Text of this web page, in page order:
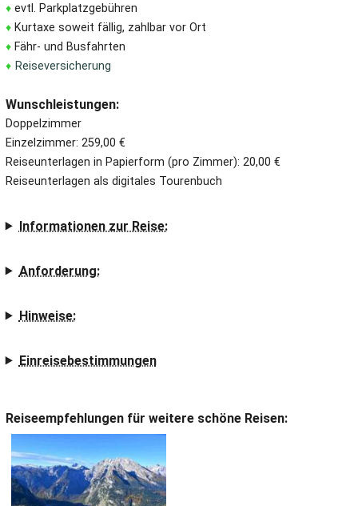
♦evtl. Parkplatzgebühren
♦Kurtaxe soweit fällig, zahlbar vor Ort
♦Fähr- und Busfahrten
♦ Reiseversicherung
Wunschleistungen:
Doppelzimmer
Einzelzimmer: 259,00 €
Reiseunterlagen in Papierform (pro Zimmer): 20,00 €
Reiseunterlagen als digitales Tourenbuch
Informationen zur Reise:
Anforderung:
Hinweise:
Einreisebestimmungen
Reiseempfehlungen für weitere schöne Reisen: